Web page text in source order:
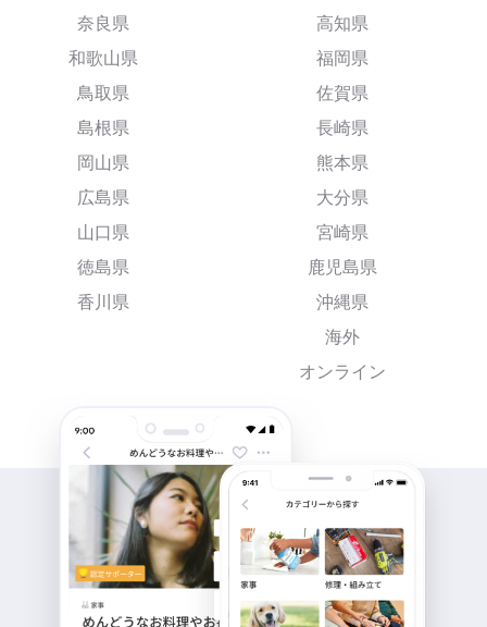
奈良県
和歌山県
鳥取県
島根県
岡山県
広島県
山口県
徳島県
香川県
高知県
福岡県
佐賀県
長崎県
熊本県
大分県
宮崎県
鹿児島県
沖縄県
海外
オンライン